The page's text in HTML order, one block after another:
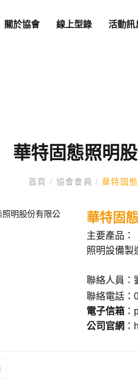
關於協會 線上型錄 活動訊
華特固態照明
首頁 / 協會會員/ 華特固
華特固
主要產品：
照明設備製
聯絡人員：
聯絡電話：
電子信箱：
公司官網 ：